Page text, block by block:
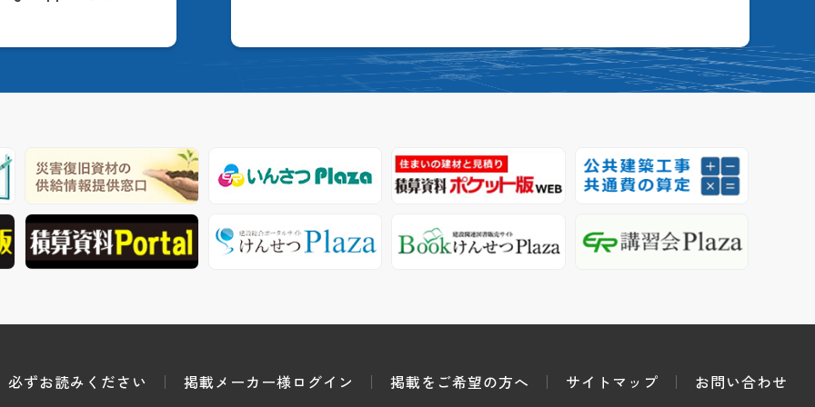
必ずお読みください 掲載メーカー様ログイン 掲載をご希望の方へ サイトマップ お問い合わせ